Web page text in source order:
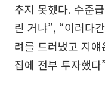
추지 못했다. 수준
린 거냐”, “이러다
려를 드러냈고 지
집에 전부 투자했